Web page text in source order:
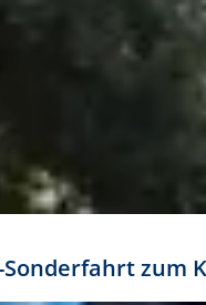
Sonderfahrt